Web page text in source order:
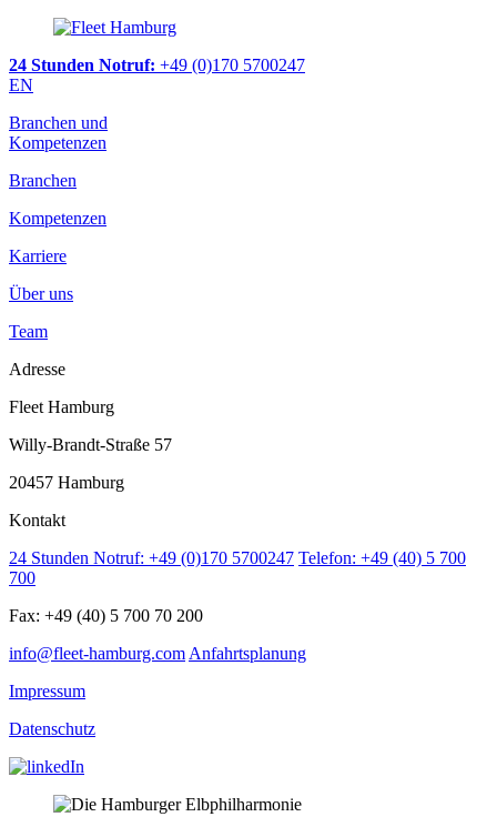
24 Stunden Notruf: +49 (0)170 5700247
EN
Branchen und
Kompetenzen
Branchen
Kompetenzen
Karriere
Über uns
Team
Adresse
Fleet Hamburg
Willy-Brandt-Straße 57
20457 Hamburg
Kontakt
24 Stunden Notruf: +49 (0)170 5700247 Telefon: +49 (40) 5 700
700
Fax: +49 (40) 5 700 70 200
info@fleet-hamburg.com Anfahrtsplanung
Impressum
Datenschutz